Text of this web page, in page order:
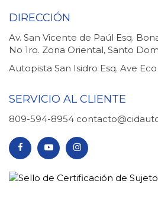
DIRECCIÓN
Av. San Vicente de Paúl Esq.
No 1ro. Zona Oriental, Santo
Autopista San Isidro Esq. Ave
SERVICIO AL CLIENTE
809-594-8954